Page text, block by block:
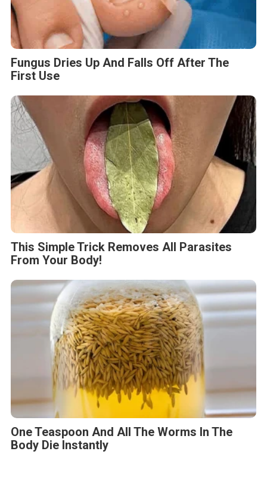
Fungus Dries Up And Falls Off After The
First Use
This Simple Trick Removes All Parasites
From Your Body!
One Teaspoon And All The Worms In The
Body Die Instantly